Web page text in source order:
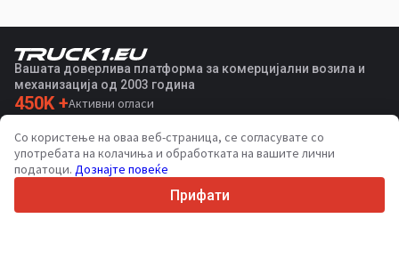
Вашата доверлива платформа за комерцијални возила и
механизација од 2003 година
450K +Активни огласи
36Поддржани јазици
4.7/5
Со користење на оваа веб-страница, се согласувате со
употребата на колачиња и обработката на вашите лични
податоци. Дознајте повеќе
Прифати